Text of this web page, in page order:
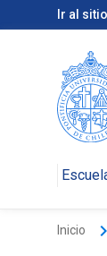
Ir al
Inicio keyboard_arrow_right